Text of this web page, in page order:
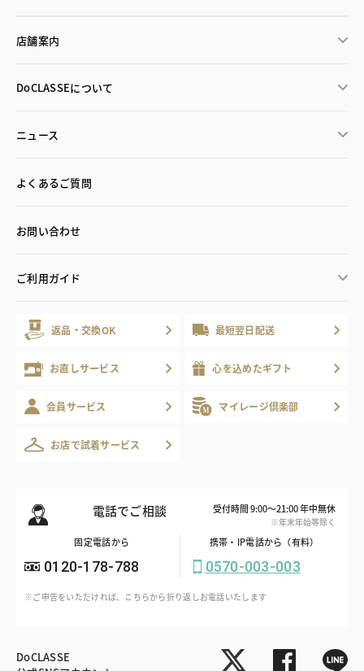
店舗案内
DoCLASSEについて
ニュース
よくあるご質問
お問い合わせ
ご利用ガイド
返品・交換OK 最短翌日配送
お直しサービス 心を込めたギフト
会員サービス マイレージ倶楽部
お店で試着サービス
電話でご相談 受付時間 9:00～21:00 年中無休
※年末年始等除く
固定電話から
0120-178-788
携帯・IP電話から（有料）
0570-003-003
※ご申告をいただければ、こちらから折り返しお電話いたします
DoCLASSE